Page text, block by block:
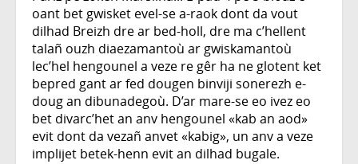
oant bet gwisket evel-se a-raok dont da vout
dilhad Breizh dre ar bed-holl, dre ma c’hellent
talañ ouzh diaezamantoù ar gwiskamantoù
lec’hel hengounel a veze re gêr ha ne glotent ket
bepred gant ar fed dougen binviji sonerezh e-
doug an dibunadegoù. D’ar mare-se eo ivez eo
bet divarc’het an anv hengounel «kab an aod»
evit dont da vezañ anvet «kabig», un anv a veze
implijet betek-henn evit an dilhad bugale.